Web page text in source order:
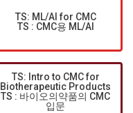
TS: ML/AI for CMC
TS : CMC용 ML/AI
TS: Intro to CMC for
Biotherapeutic Products
TS : 바이오의약품의 CMC
입문